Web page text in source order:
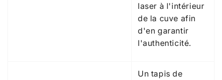
laser à l'intérieur
de la cuve afin
d'en garantir
l'authenticité.
Un tapis de